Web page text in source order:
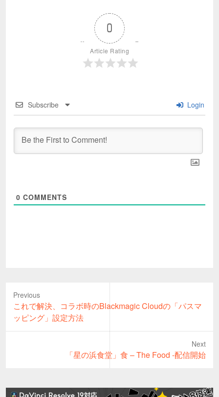
0
Article Rating
Subscribe Login
0 COMMENTS
Previous
Previous
post:
これで解決、コラボ時のBlackmagic Cloudの「パスマ
ッピング」設定方法
Next
「星の浜食堂」食 – The Food -配信開始